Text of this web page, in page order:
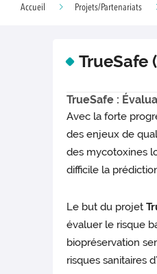
Accueil Projets/Partenariats
TrueSafe
TrueSafe :
Avec la forte
des enjeux de
des mycotoxines
difficile la
Le but du projet
évaluer le risque
biopréservation
risques sanitaires